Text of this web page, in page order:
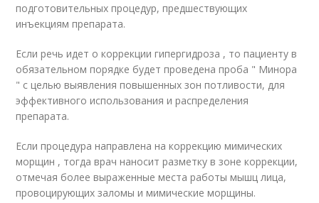
подготовительных процедур, предшествующих
инъекциям препарата.
Если речь идет о коррекции гипергидроза , то пациенту в
обязательном порядке будет проведена проба " Минора
" с целью выявления повышенных зон потливости, для
эффективного использования и распределения
препарата.
Если процедура направлена на коррекцию мимических
морщин , тогда врач наносит разметку в зоне коррекции,
отмечая более выраженные места работы мышц лица,
провоцирующих заломы и мимические морщины.